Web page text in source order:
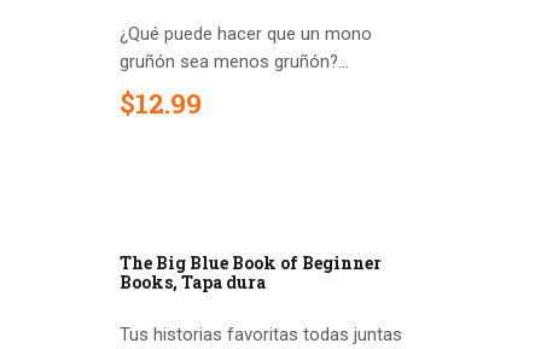
¿Qué puede hacer que un mono
gruñón sea menos gruñón?...
$12.99
The Big Blue Book of Beginner
Books, Tapa dura
Tus historias favoritas todas juntas